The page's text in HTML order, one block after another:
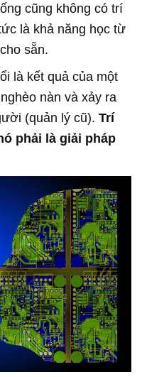
cũng không có trí
là khả năng học từ
sẵn.
là kết quả của một
nàn và xảy ra
(quản lý cũ). Trí
phải là giải pháp